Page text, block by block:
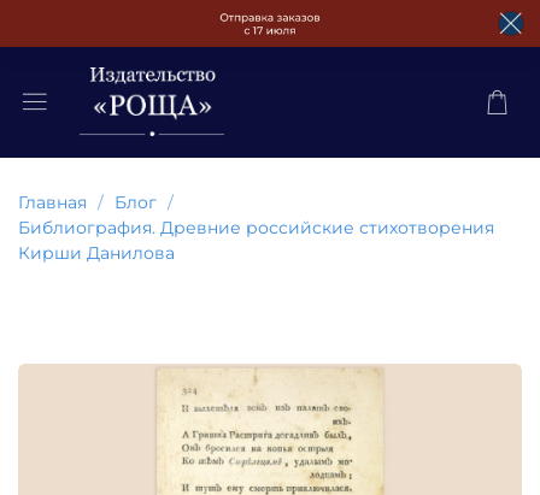
Главная
Блог
Библиография. Древние российские стихотворения
Кирши Данилова